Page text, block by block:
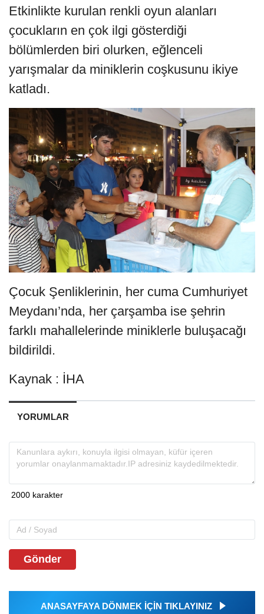
Etkinlikte kurulan renkli oyun alanları
çocukların en çok ilgi gösterdiği
bölümlerden biri olurken, eğlenceli
yarışmalar da miniklerin coşkusunu ikiye
katladı.
Çocuk Şenliklerinin, her cuma Cumhuriyet
Meydanı’nda, her çarşamba ise şehrin
farklı mahallelerinde miniklerle buluşacağı
bildirildi.
Kaynak : İHA
YORUMLAR
Gönder
ANASAYFAYA DÖNMEK İÇİN TIKLAYINIZ